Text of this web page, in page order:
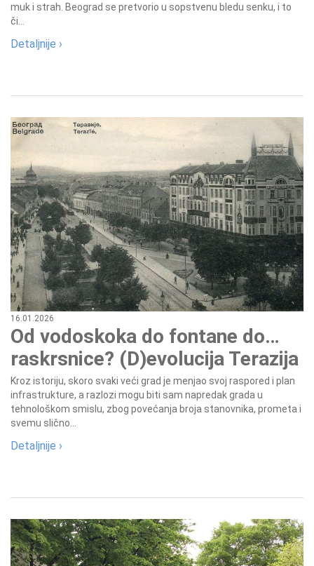
muk i strah. Beograd se pretvorio u sopstvenu bledu senku, i to
či...
Detaljnije ›
16.01.2026
Od vodoskoka do fontane do…
raskrsnice? (D)evolucija Terazija
Kroz istoriju, skoro svaki veći grad je menjao svoj raspored i plan
infrastrukture, a razlozi mogu biti sam napredak grada u
tehnološkom smislu, zbog povećanja broja stanovnika, prometa i
svemu slično...
Detaljnije ›